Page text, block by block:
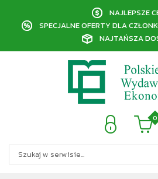
NAJLEPSZE
SPECJALNE OFERTY DLA
NAJTAŃSZA
0